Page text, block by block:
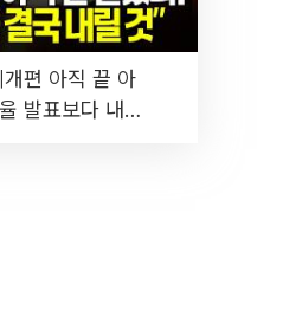
편 아직 끝 아
발표보다 내릴